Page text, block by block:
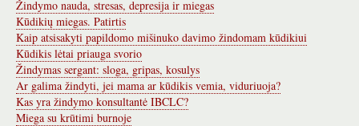
Žindymo nauda, stresas, depresija ir miegas
Kūdikių miegas. Patirtis
Kaip atsisakyti papildomo mišinuko davimo žindomam kūdikiui
Kūdikis lėtai priauga svorio
Žindymas sergant: sloga, gripas, kosulys
Ar galima žindyti, jei mama ar kūdikis vemia, viduriuoja?
Kas yra žindymo konsultantė IBCLC?
Miega su krūtimi burnoje